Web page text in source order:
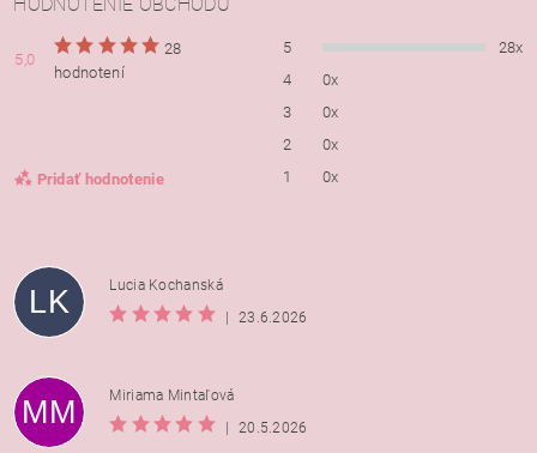
5,0
28
hodnotení
Pridať hodnotenie
5
28x
4
0x
3
0x
2
0x
1
0x
LK
Lucia Kochanská
|
23.6.2026
MM
Miriama Mintaľová
|
20.5.2026